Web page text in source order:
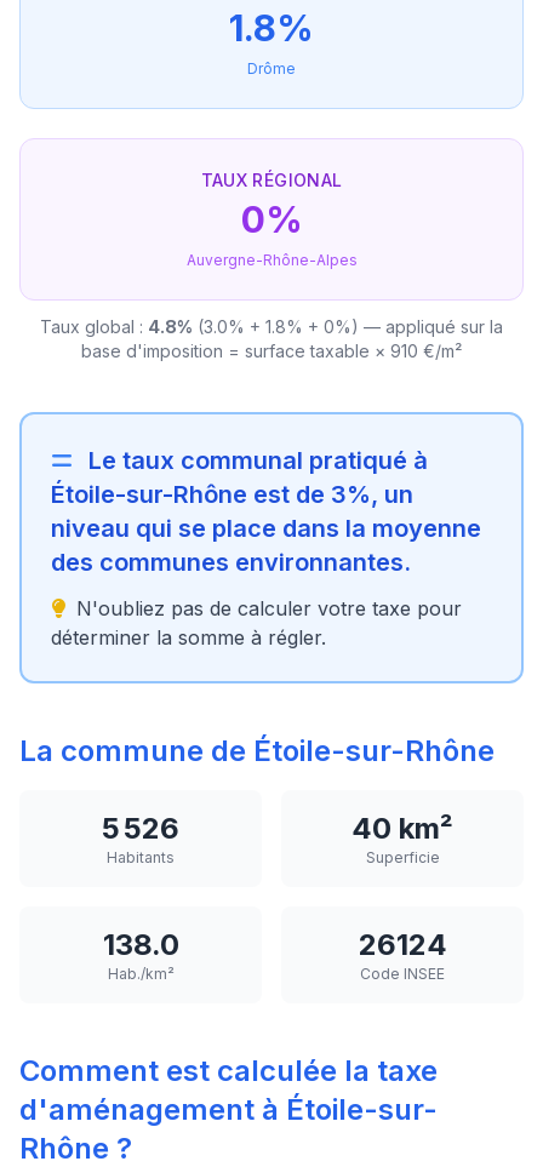
1.8%
Drôme
TAUX RÉGIONAL
0%
Auvergne-Rhône-Alpes
Taux global : 4.8% (3.0% + 1.8% + 0%) — appliqué sur la
base d'imposition = surface taxable × 910 €/m²
Le taux communal pratiqué à
Étoile-sur-Rhône est de 3%, un
niveau qui se place dans la moyenne
des communes environnantes.
N'oubliez pas de calculer votre taxe pour
déterminer la somme à régler.
La commune de Étoile-sur-Rhône
5 526
Habitants
40 km²
Superficie
138.0
Hab./km²
26124
Code INSEE
Comment est calculée la taxe
d'aménagement à Étoile-sur-
Rhône ?